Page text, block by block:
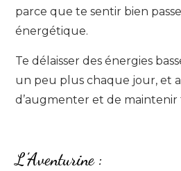
parce que te sentir bien
énergétique.
Te délaisser des énergies
un peu plus chaque jour, et
d’augmenter et de maintenir
L’Aventurine :